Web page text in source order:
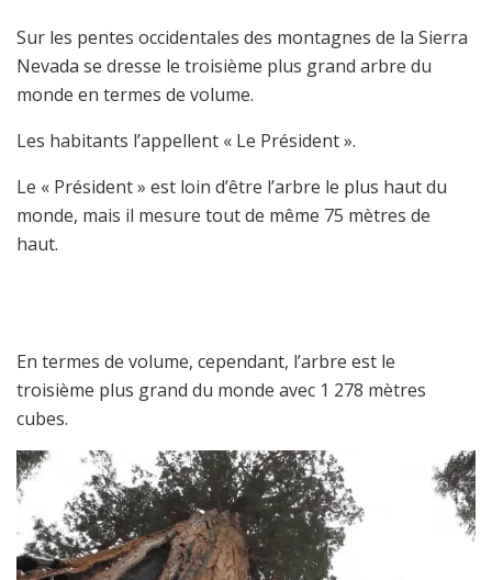
Sur les pentes occidentales des montagnes de la Sierra
Nevada se dresse le troisième plus grand arbre du
monde en termes de volume.
Les habitants l’appellent « Le Président ».
Le « Président » est loin d’être l’arbre le plus haut du
monde, mais il mesure tout de même 75 mètres de
haut.
En termes de volume, cependant, l’arbre est le
troisième plus grand du monde avec 1 278 mètres
cubes.